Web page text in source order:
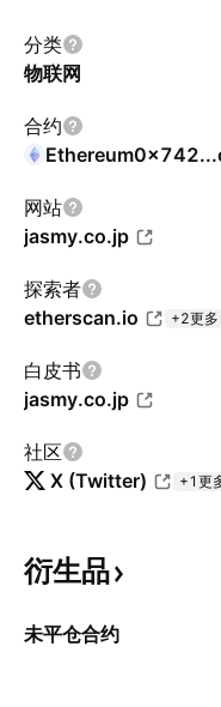
分类
物联网
合约
Ethereum
网站
jasmy.co.jp
探索者
etherscan.io
+2更多
白皮书
jasmy.co.jp
社区
X (Twitter)
+1更
衍生品
未平仓合约